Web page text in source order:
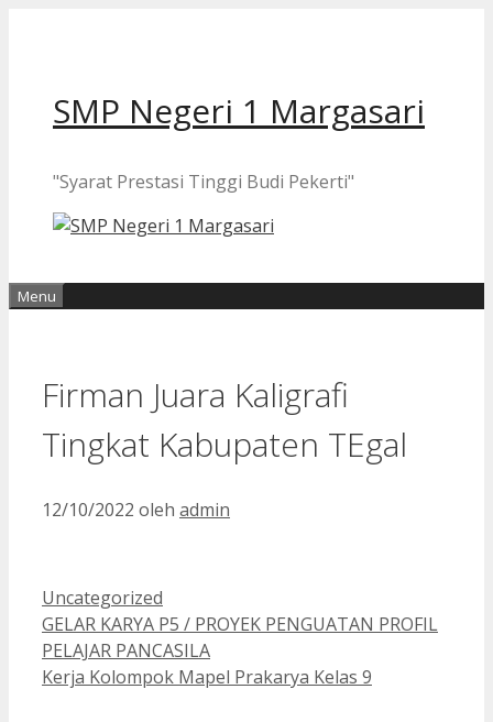
SMP Negeri 1 Margasari
"Syarat Prestasi Tinggi Budi Pekerti"
Menu
Firman Juara Kaligrafi
Tingkat Kabupaten TEgal
12/10/2022 oleh admin
Kategori
Uncategorized
GELAR KARYA P5 / PROYEK PENGUATAN PROFIL
PELAJAR PANCASILA
Kerja Kolompok Mapel Prakarya Kelas 9